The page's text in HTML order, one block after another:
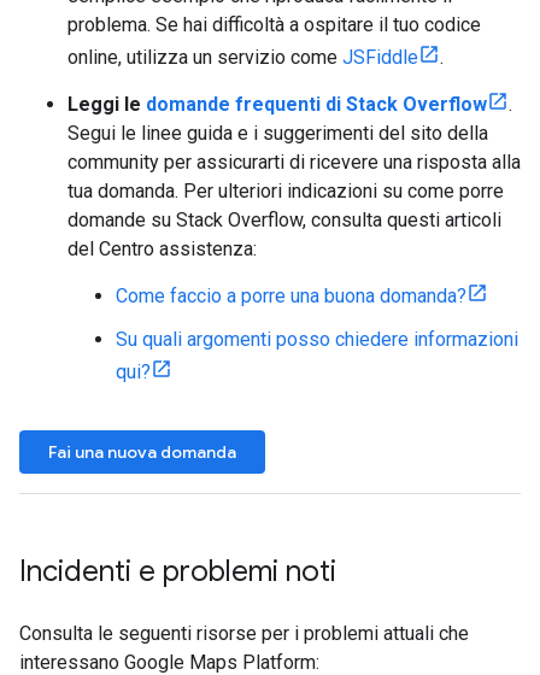
problema. Se hai difficoltà a ospitare il tuo codice
online, utilizza un servizio come JSFiddle .
Leggi le domande frequenti di Stack Overflow
.
Segui le linee guida e i suggerimenti del sito della
community per assicurarti di ricevere una risposta alla
tua domanda. Per ulteriori indicazioni su come porre
domande su Stack Overflow, consulta questi articoli
del Centro assistenza:
Come faccio a porre una buona domanda?
Su quali argomenti posso chiedere informazioni
qui?
Fai una nuova domanda
Incidenti e problemi noti
Consulta le seguenti risorse per i problemi attuali che
interessano Google Maps Platform: